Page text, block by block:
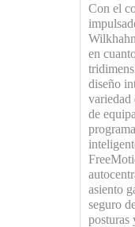
Con el
en
diseño
variedad
de
asiento
seguro
posturas